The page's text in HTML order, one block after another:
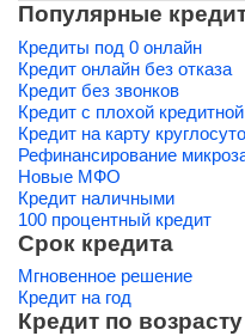
Популярные
Кредиты под 0 онлайн
Кредит онлайн без отказа
Кредит без звонков
Кредит с плохой
Кредит на карту
Рефинансирование
Новые МФО
Кредит наличными
100 процентный кредит
Срок кредита
Мгновенное решение
Кредит на год
Кредит по